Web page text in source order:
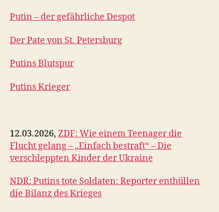
Putin – der gefährliche Despot
Der Pate von St. Petersburg
Putins Blutspur
Putins Krieger
12.03.2026, ZDF: Wie einem Teenager die
Flucht gelang – „Einfach bestraft“ – Die
verschleppten Kinder der Ukraine
NDR: Putins tote Soldaten: Reporter enthüllen
die Bilanz des Krieges